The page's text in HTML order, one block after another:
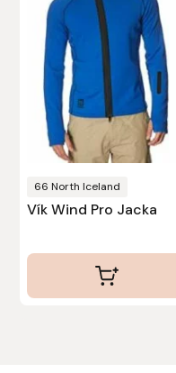
66 North Iceland
Vík Wind Pro Jacka
Uhip
Uvex
Werkman Hoofcare